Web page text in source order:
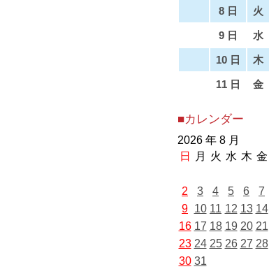
8 日 火
9 日 水
10 日 木
11 日 金
■カレンダー
2026 年 8 月
日
月 火 水 木 金
2
3 4 5 6 7
9 10 11 12 13 14
16 17 18 19 20 21
23 24 25 26 27 28
30 31